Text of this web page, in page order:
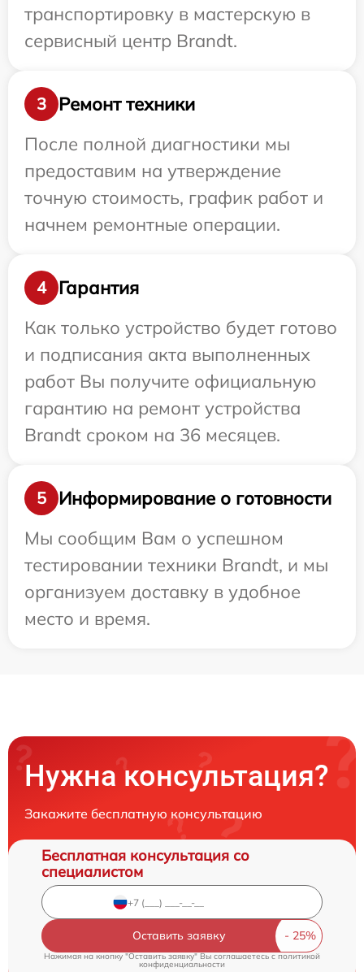
транспортировку в мастерскую в
сервисный центр Brandt.
3
Ремонт техники
После полной диагностики мы
предоставим на утверждение
точную стоимость, график работ и
начнем ремонтные операции.
4
Гарантия
Как только устройство будет готово
и подписания акта выполненных
работ Вы получите официальную
гарантию на ремонт устройства
Brandt сроком на 36 месяцев.
5
Информирование о готовности
Мы сообщим Вам о успешном
тестировании техники Brandt, и мы
организуем доставку в удобное
место и время.
Нужна консультация?
Закажите бесплатную консультацию
Бесплатная консультация со
специалистом
Оставить заявку
Нажимая на кнопку "Оставить заявку" Вы соглашаетесь c политикой
конфиденциальности